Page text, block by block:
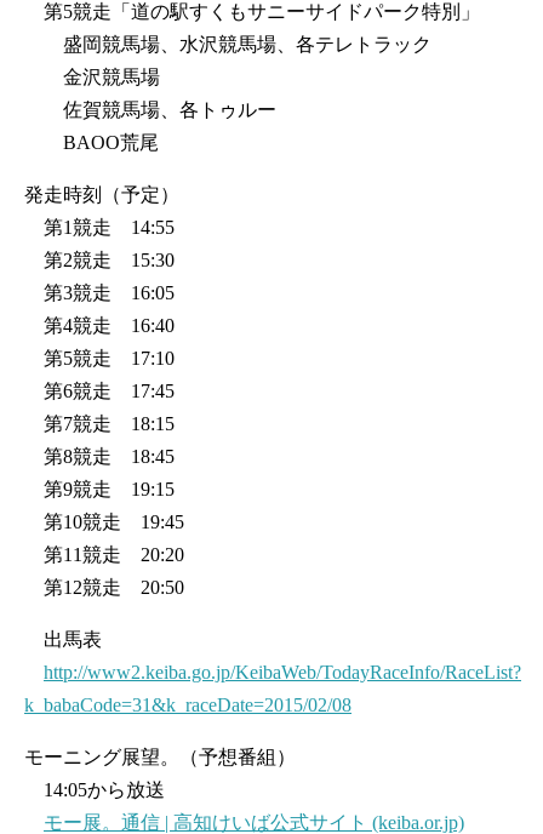
第5競走「道の駅すくもサニーサイドパーク特別」
盛岡競馬場、水沢競馬場、各テレトラック
金沢競馬場
佐賀競馬場、各トゥルー
BAOO荒尾
発走時刻（予定）
第1競走 14:55
第2競走 15:30
第3競走 16:05
第4競走 16:40
第5競走 17:10
第6競走 17:45
第7競走 18:15
第8競走 18:45
第9競走 19:15
第10競走 19:45
第11競走 20:20
第12競走 20:50
出馬表
http://www2.keiba.go.jp/KeibaWeb/TodayRaceInfo/RaceList?
k_babaCode=31&k_raceDate=2015/02/08
モーニング展望。（予想番組）
14:05から放送
モー展。通信 | 高知けいば公式サイト (keiba.or.jp)